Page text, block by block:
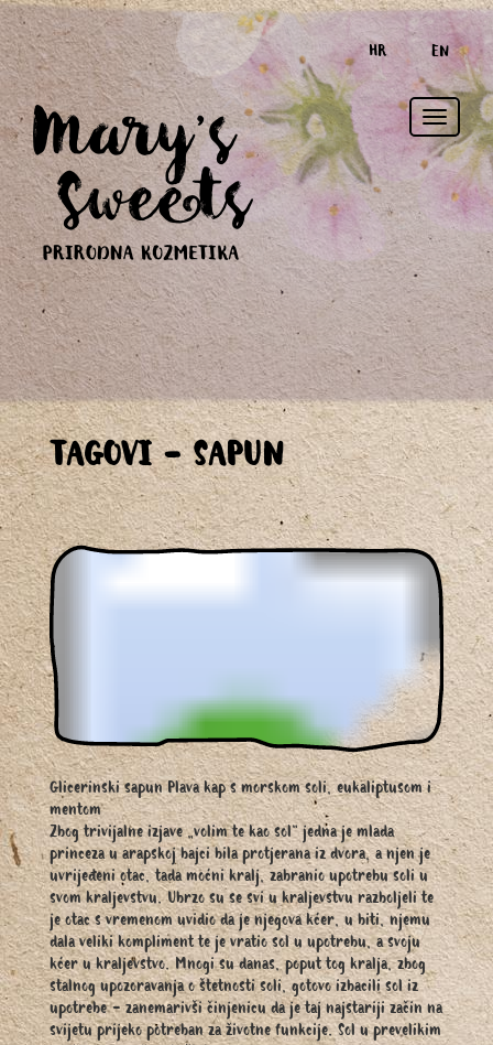
HR EN
Toggle
TAGOVI - SAPUN
Glicerinski sapun Plava kap s morskom soli, eukaliptusom i
mentom
Zbog trivijalne izjave „volim te kao sol“ jedna je mlada
princeza u arapskoj bajci bila protjerana iz dvora, a njen je
uvrijeđeni otac, tada moćni kralj, zabranio upotrebu soli u
svom kraljevstvu. Ubrzo su se svi u kraljevstvu razboljeli te
je otac s vremenom uvidio da je njegova kćer, u biti, njemu
dala veliki kompliment te je vratio sol u upotrebu, a svoju
kćer u kraljevstvo. Mnogi su danas, poput tog kralja, zbog
stalnog upozoravanja o štetnosti soli, gotovo izbacili sol iz
upotrebe - zanemarivši činjenicu da je taj najstariji začin na
svijetu prijeko potreban za životne funkcije. Sol u prevelikim